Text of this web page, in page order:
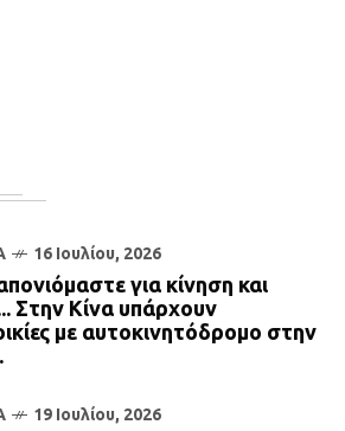
16 Ιουλίου, 2026
για κίνηση και
Στην Κίνα υπάρχουν
με αυτοκινητόδρομο στην
19 Ιουλίου, 2026